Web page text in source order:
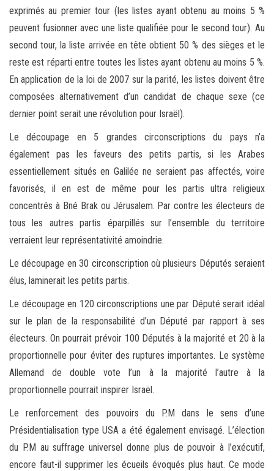
exprimés au premier tour (les listes ayant obtenu au moins 5 %
peuvent fusionner avec une liste qualifiée pour le second tour). Au
second tour, la liste arrivée en tête obtient 50 % des sièges et le
reste est réparti entre toutes les listes ayant obtenu au moins 5 %.
En application de la loi de 2007 sur la parité, les listes doivent être
composées alternativement d’un candidat de chaque sexe (ce
dernier point serait une révolution pour Israël).
Le découpage en 5 grandes circonscriptions du pays n’a
également pas les faveurs des petits partis, si les Arabes
essentiellement situés en Galilée ne seraient pas affectés, voire
favorisés, il en est de même pour les partis ultra religieux
concentrés à Bné Brak ou Jérusalem. Par contre les électeurs de
tous les autres partis éparpillés sur l’ensemble du territoire
verraient leur représentativité amoindrie.
Le découpage en 30 circonscription où plusieurs Députés seraient
élus, laminerait les petits partis.
Le découpage en 120 circonscriptions une par Député serait idéal
sur le plan de la responsabilité d’un Député par rapport à ses
électeurs. On pourrait prévoir 100 Députés à la majorité et 20 à la
proportionnelle pour éviter des ruptures importantes. Le système
Allemand de double vote l’un à la majorité l’autre à la
proportionnelle pourrait inspirer Israël.
Le renforcement des pouvoirs du P.M dans le sens d’une
Présidentialisation type USA a été également envisagé. L’élection
du P.M au suffrage universel donne plus de pouvoir à l’exécutif,
encore faut-il supprimer les écueils évoqués plus haut. Ce mode